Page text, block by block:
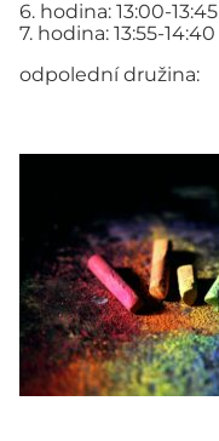
6. hodina: 13:00-13:45
7. hodina: 13:55-14:40
odpolední družina: